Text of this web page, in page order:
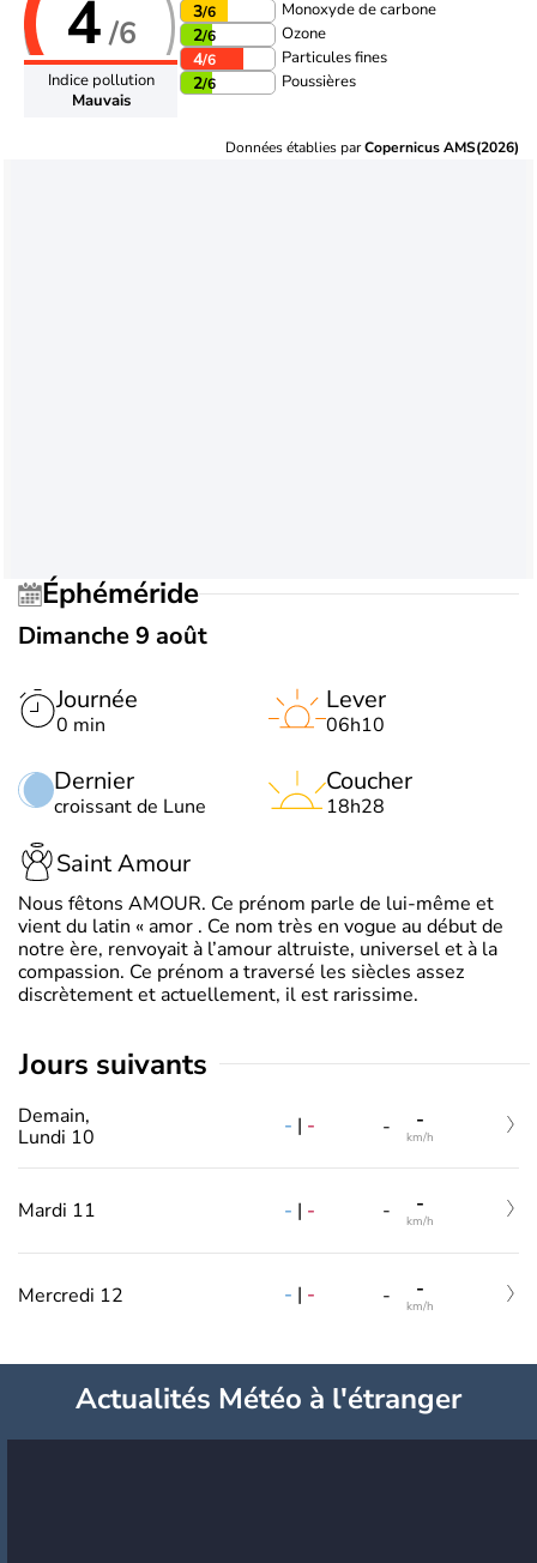
4/6
Indice pollution
Mauvais
3/6 Monoxyde de carbone
2/6 Ozone
4/6 Particules fines
2/6 Poussières
Données établies parCopernicus AMS(2026)
Éphéméride
Dimanche 9 août
Journée
0 min
Dernier
croissant de Lune
Lever
06h10
Coucher
18h28
Saint Amour
Nous fêtons AMOUR. Ce prénom parle de lui-même et
vient du latin « amor . Ce nom très en vogue au début de
notre ère, renvoyait à l’amour altruiste, universel et à la
compassion. Ce prénom a traversé les siècles assez
discrètement et actuellement, il est rarissime.
jours suivants
Demain,
Lundi 10
- | - - -
km/h
Mardi 11 - | - - -
km/h
Mercredi 12 - | - - -
km/h
Actualités Météo à l'étranger